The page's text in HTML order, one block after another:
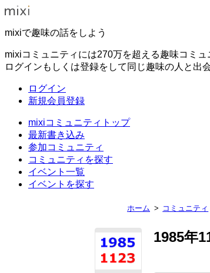
mixiで趣味の話をしよう
mixiコミュニティには270万を超える趣味コミュ
ログインもしくは登録をして同じ趣味の人と出
ログイン
新規会員登録
mixiコミュニティトップ
最新書き込み
参加コミュニティ
コミュニティを探す
イベント一覧
イベントを探す
ホーム コミュニティ
1985年